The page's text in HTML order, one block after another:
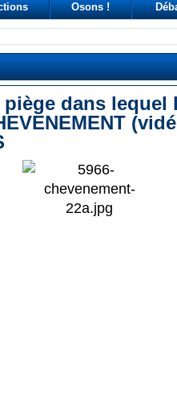
Osons !
drive out Palestinian
dans lequel